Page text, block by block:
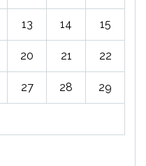
13 14 15
20 21 22
27 28 29